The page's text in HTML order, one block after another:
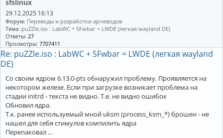
sfslinux
29.12.2025 16:13
Форум: Переводы и разработки арчеводов
Тема: puZZle.iso : LabWC + SFwbar = LWDE (легкая wayland DE)
Ответы: 27
Просмотры: 7707411
Re: puZZle.iso : LabWC + SFwbar = LWDE (легкая wayland
DE)
Со своим ядром 6.13.0-pts обнаружил проблему. Проявляется на
некотором железе. Если при загрузке возникает проблема на
стадии initrd - текста не видно. Т.е. не видно ошибок
Обновил ядра.
Т.к. ранее используемый мной uksm (process_ksm_*) брошен - не
нашел для себя стимулов компилить ядра
Перепаковал ...